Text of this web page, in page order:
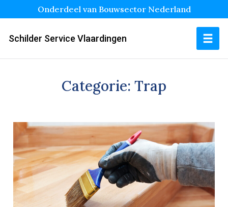
Onderdeel van Bouwsector Nederland
Schilder Service Vlaardingen
Categorie: Trap